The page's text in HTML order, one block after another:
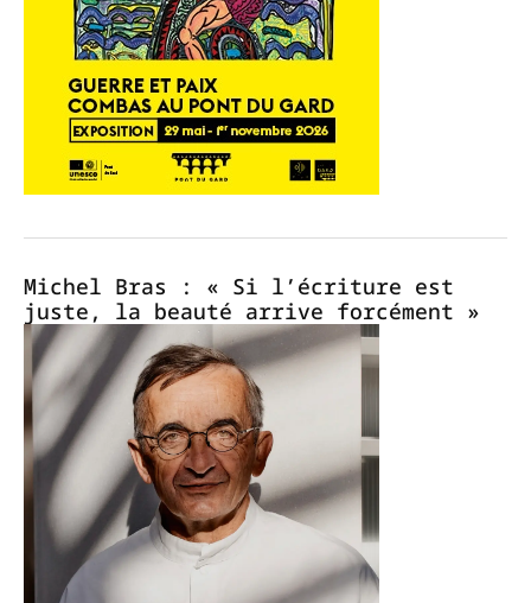
Michel Bras : « Si l’écriture est
juste, la beauté arrive forcément »